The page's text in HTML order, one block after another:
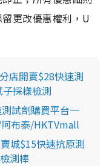
更改優惠權利，U
店開賣$28快速測
採樣檢測
試劑購買平台一
布泰/HKTVmall
城$15快速抗原測
測棒